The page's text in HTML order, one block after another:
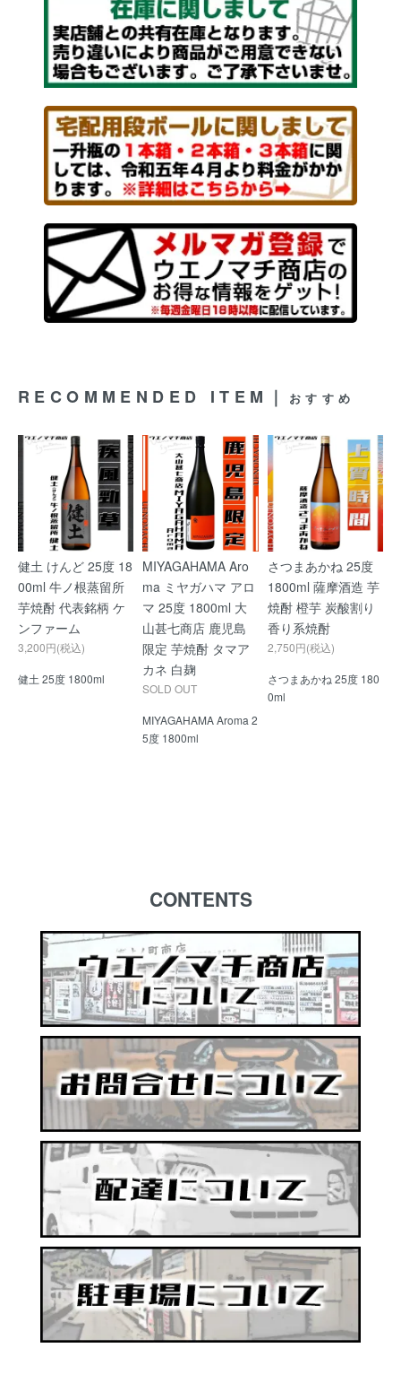
RECOMMENDED ITEM｜ おすすめ
健土 けんど 25度 18
00ml 牛ノ根蒸留所
芋焼酎 代表銘柄 ケ
ンファーム
3,200円(税込)
健土 25度 1800ml
MIYAGAHAMA Aro
ma ミヤガハマ アロ
マ 25度 1800ml 大
山甚七商店 鹿児島
限定 芋焼酎 タマア
カネ 白麹
SOLD OUT
MIYAGAHAMA Aroma 2
5度 1800ml
さつまあかね 25度
1800ml 薩摩酒造 芋
焼酎 橙芋 炭酸割り
香り系焼酎
2,750円(税込)
さつまあかね 25度 180
0ml
CONTENTS